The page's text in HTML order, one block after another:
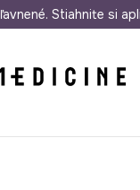
aj do 24 hodín
Stiahnite si